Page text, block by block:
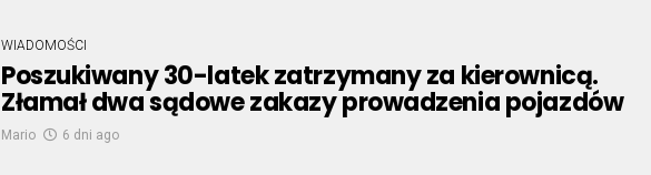
WIADOMOŚCI
Poszukiwany 30-latek zatrzymany za kierownicą.
Złamał dwa sądowe zakazy prowadzenia pojazdów
Mario 6 dni ago